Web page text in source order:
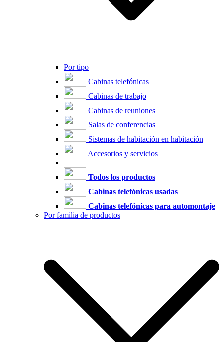
Por tipo
Cabinas telefónicas
Cabinas de trabajo
Cabinas de reuniones
Salas de conferencias
Sistemas de habitación en habitación
Accesorios y servicios
Todos los productos
Cabinas telefónicas usadas
Cabinas telefónicas para automontaje
Por familia de productos